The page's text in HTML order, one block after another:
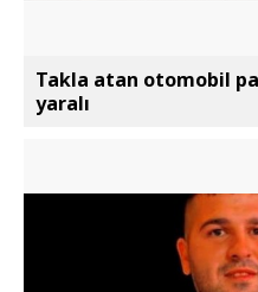
Takla atan otomobil
yaralı